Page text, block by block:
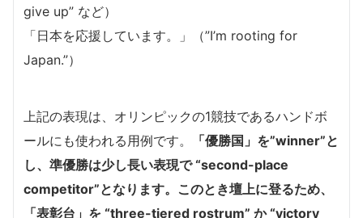
give up” など）
「日本を応援しています。」（”I’m rooting for
Japan.”）
上記の表現は、オリンピックの1競技であるハンドボ
ールにも使われる用例です。
「優勝国」を”winner”と
し、準優勝は少し長い表現で “second-place
competitor”となります。このとき壇上に登るため、
「表彰台」を “three-tiered rostrum” か “victory